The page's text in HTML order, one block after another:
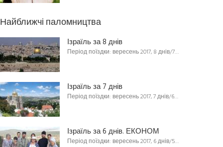
Найближчі паломництва
Ізраїль за 8 днів
Період поїздки: вересень 2017, 8 днів/7…
Ізраїль за 7 днів
Період поїздки: вересень 2017, 7 днів/6…
Ізраїль за 6 днів. ЕКОНОМ
Період поїздки: вересень 2017, 6 днів/5…